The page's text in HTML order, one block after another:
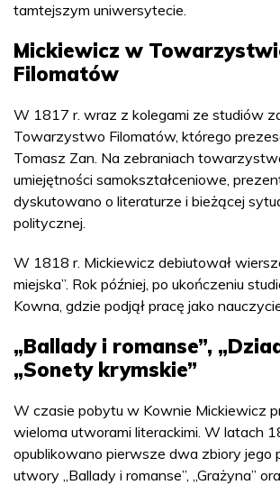
tamtejszym uniwersytecie.
Mickiewicz w
Filomatów
W 1817 r. wraz z kolegami ze studiów
Towarzystwo Filomatów, którego
Tomasz Zan. Na zebraniach
umiejętności samokształceniowe,
dyskutowano o literaturze i bieżącej
politycznej.
W 1818 r. Mickiewicz debiutował
miejska”. Rok później, po ukończeniu
Kowna, gdzie podjął pracę jako
„Ballady i romanse”,
„Sonety krymskie”
W czasie pobytu w Kownie Mickiewicz
wieloma utworami literackimi. W latach
opublikowano pierwsze dwa zbiory jego
utwory „Ballady i romanse”, „Grażyna”